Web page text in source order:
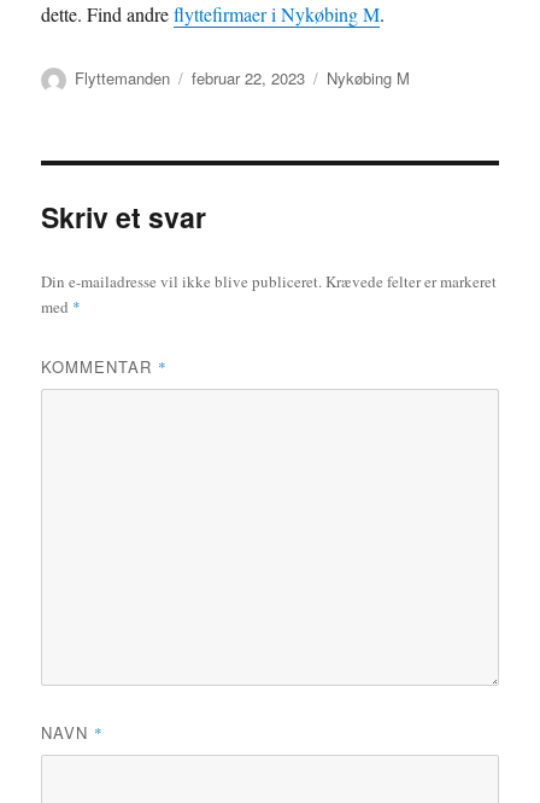
dette. Find andreflyttefirmaer i Nykøbing M.
Forfatter
Flyttemanden Udgivet
februar 22, 2023 Kategorier
Nykøbing M
Skriv et svar
Din e-mailadresse vil ikke blive publiceret. Krævede felter er markeret
med *
KOMMENTAR *
NAVN *